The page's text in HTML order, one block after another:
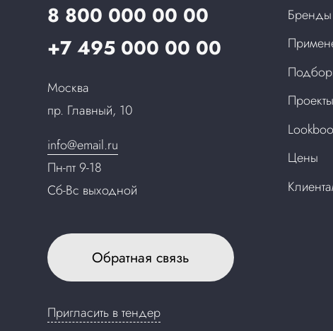
8 800 000 00 00
+7 495 000 00 00
Москва
пр. Главный, 10
info@email.ru
Пн-пт 9-18
Сб-Вс выходной
Обратная связь
Пригласить в тендер
Бренды
Проекты
Цены